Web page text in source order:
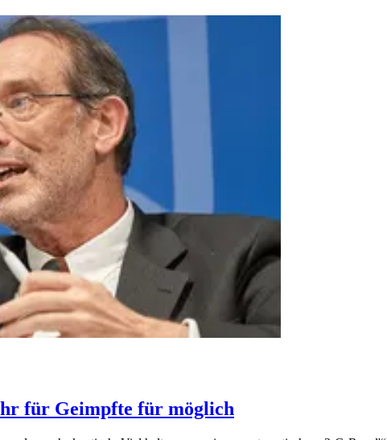
für Geimpfte für möglich